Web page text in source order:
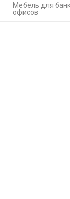
Мебель для
офисов